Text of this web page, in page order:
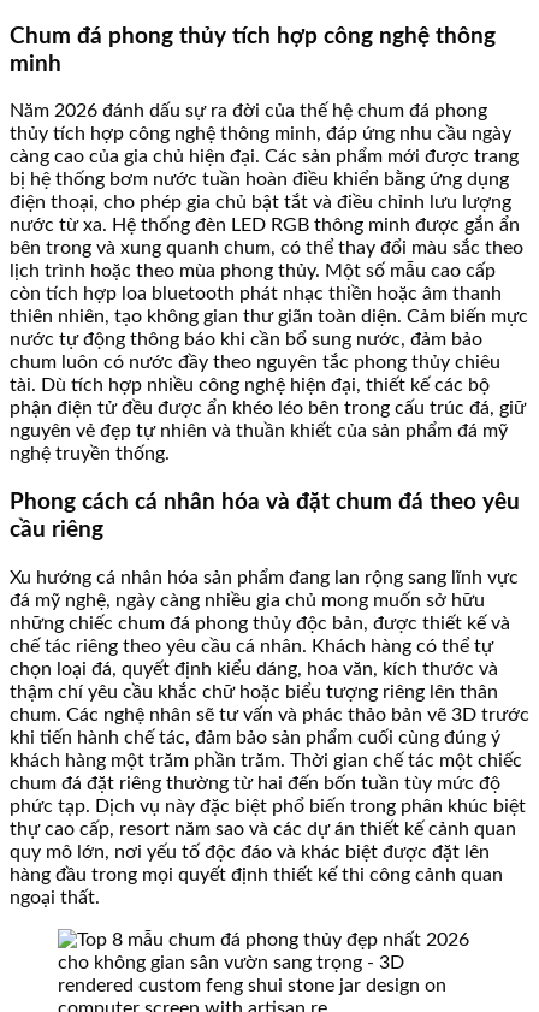
Chum đá phong thủy tích hợp công nghệ thông
minh
Năm 2026 đánh dấu sự ra đời của thế hệ chum đá phong
thủy tích hợp công nghệ thông minh, đáp ứng nhu cầu ngày
càng cao của gia chủ hiện đại. Các sản phẩm mới được trang
bị hệ thống bơm nước tuần hoàn điều khiển bằng ứng dụng
điện thoại, cho phép gia chủ bật tắt và điều chỉnh lưu lượng
nước từ xa. Hệ thống đèn LED RGB thông minh được gắn ẩn
bên trong và xung quanh chum, có thể thay đổi màu sắc theo
lịch trình hoặc theo mùa phong thủy. Một số mẫu cao cấp
còn tích hợp loa bluetooth phát nhạc thiền hoặc âm thanh
thiên nhiên, tạo không gian thư giãn toàn diện. Cảm biến mực
nước tự động thông báo khi cần bổ sung nước, đảm bảo
chum luôn có nước đầy theo nguyên tắc phong thủy chiêu
tài. Dù tích hợp nhiều công nghệ hiện đại, thiết kế các bộ
phận điện tử đều được ẩn khéo léo bên trong cấu trúc đá, giữ
nguyên vẻ đẹp tự nhiên và thuần khiết của sản phẩm đá mỹ
nghệ truyền thống.
Phong cách cá nhân hóa và đặt chum đá theo yêu
cầu riêng
Xu hướng cá nhân hóa sản phẩm đang lan rộng sang lĩnh vực
đá mỹ nghệ, ngày càng nhiều gia chủ mong muốn sở hữu
những chiếc chum đá phong thủy độc bản, được thiết kế và
chế tác riêng theo yêu cầu cá nhân. Khách hàng có thể tự
chọn loại đá, quyết định kiểu dáng, hoa văn, kích thước và
thậm chí yêu cầu khắc chữ hoặc biểu tượng riêng lên thân
chum. Các nghệ nhân sẽ tư vấn và phác thảo bản vẽ 3D trước
khi tiến hành chế tác, đảm bảo sản phẩm cuối cùng đúng ý
khách hàng một trăm phần trăm. Thời gian chế tác một chiếc
chum đá đặt riêng thường từ hai đến bốn tuần tùy mức độ
phức tạp. Dịch vụ này đặc biệt phổ biến trong phân khúc biệt
thự cao cấp, resort năm sao và các dự án thiết kế cảnh quan
quy mô lớn, nơi yếu tố độc đáo và khác biệt được đặt lên
hàng đầu trong mọi quyết định thiết kế thi công cảnh quan
ngoại thất.